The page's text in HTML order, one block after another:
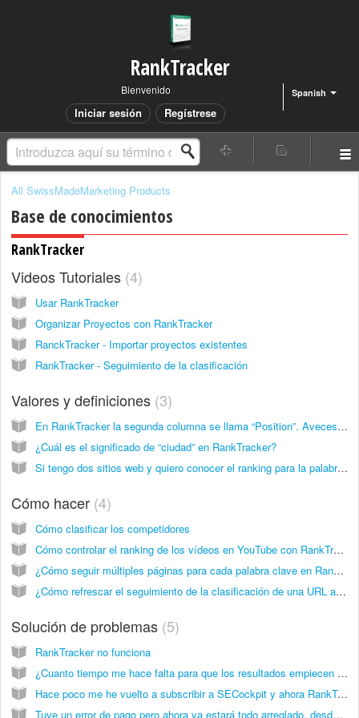
RankTracker
Spanish
Bienvenido
Iniciar sesión Regístrese
All SwissMadeMarketing Products
Base de conocimientos
RankTracker
Videos Tutoriales 4
Usar RankTracker
Organizar Proyectos con RankTracker
RanckTracker - Importar proyectos existentes
RankTracker - Seguimiento de la clasificación
Valores y definiciones 3
En RankTracker la segunda columna se llama “Position”. Aveces se pueden ver este símbolo “?” en esa columna. ¿Es que significa que la palabra clave no está clasificada?
¿Cuál es el significado de “ciudad” en RankTracker?
Si tengo dos sitios web y quiero conocer el ranking para la palabra clave “entrenamiento de perro” en ambos dos sitios, ¿estaria usado 2 o una palabra clave?
Cómo hacer 4
Cómo clasificar los competidores
Cómo controlar el ranking de los vídeos en YouTube con RankTracker
¿Cómo seguir múltiples páginas para cada palabra clave en RankTracker y no solamente la primera página encontrada?
¿Cómo refrescar el seguimiento de la clasificación de una URL al instante? ¿Es posible?
Solución de problemas 5
RankTracker no funciona
¿Cuanto tiempo me hace falta para que los resultados empiecen a aparecer en RankTracker?
Hace poco me he vuelto a subscribir a SECockpit y ahora RankTracker no muestra ningún cambio para todos los sitios web que deseo seguir. El gráfico me indica solamente líneas rectas o nada.
Tuve un error de pago pero ahora ya estará todo arreglado, desde que se produjo el problema RankTracker a parado de seguir mis proyectos.